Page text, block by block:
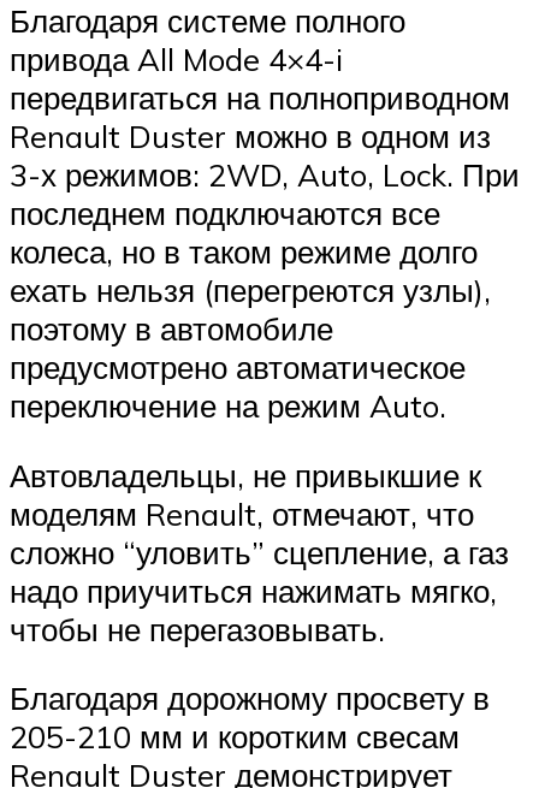
Благодаря системе полного
привода All Mode 4×4-i
передвигаться на полноприводном
Renault Duster можно в одном из
3-х режимов: 2WD, Auto, Lock. При
последнем подключаются все
колеса, но в таком режиме долго
ехать нельзя (перегреются узлы),
поэтому в автомобиле
предусмотрено автоматическое
переключение на режим Auto.
Автовладельцы, не привыкшие к
моделям Renault, отмечают, что
сложно “уловить” сцепление, а газ
надо приучиться нажимать мягко,
чтобы не перегазовывать.
Благодаря дорожному просвету в
205-210 мм и коротким свесам
Renault Duster демонстрирует